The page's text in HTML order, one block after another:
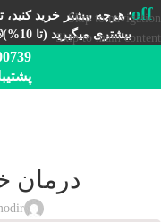
Skip to navigation
Skip to main content
off؛ هرچه بیشتر خرید کنید،
بیشتری میگیرید (تا 10%)🤩
درمان